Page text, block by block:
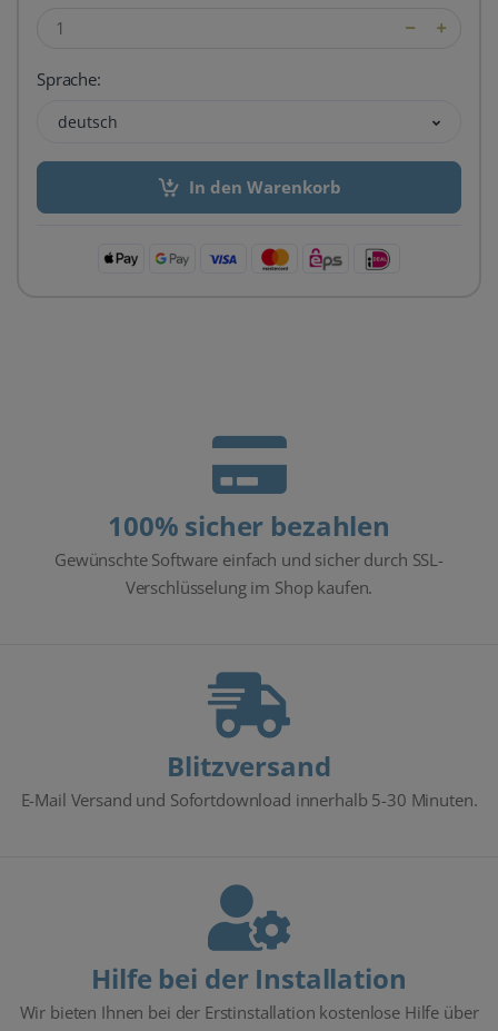
Sprache:
deutsch
In den Warenkorb
100% sicher bezahlen
Gewünschte Software einfach und sicher durch SSL-
Verschlüsselung im Shop kaufen.
Blitzversand
E-Mail Versand und Sofortdownload innerhalb 5-30 Minuten.
Hilfe bei der Installation
Wir bieten Ihnen bei der Erstinstallation kostenlose Hilfe über